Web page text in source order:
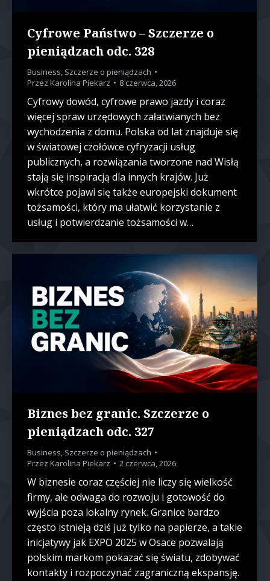
Cyfrowe Państwo – Szczerze o
pieniądzach odc. 328
Business, Szczerze o pieniądzach
Przez Karolina Piekarz 8 czerwca, 2026
Cyfrowy dowód, cyfrowe prawo jazdy i coraz
więcej spraw urzędowych załatwianych bez
wychodzenia z domu. Polska od lat znajduje się
w światowej czołówce cyfryzacji usług
publicznych, a rozwiązania tworzone nad Wisłą
stają się inspiracją dla innych krajów. Już
wkrótce pojawi się także europejski dokument
tożsamości, który ma ułatwić korzystanie z
usług i potwierdzanie tożsamości w…
Biznes bez granic. Szczerze o
pieniądzach odc. 327
Business, Szczerze o pieniądzach
Przez Karolina Piekarz 2 czerwca, 2026
W biznesie coraz częściej nie liczy się wielkość
firmy, ale odwaga do rozwoju i gotowość do
wyjścia poza lokalny rynek. Granice bardzo
często istnieją dziś już tylko na papierze, a takie
inicjatywy jak EXPO 2025 w Osace pozwalają
polskim markom pokazać się światu, zdobywać
kontakty i rozpoczynać zagraniczną ekspansję.